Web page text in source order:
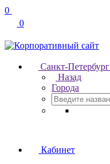
0
0
Санкт-Петербург
Назад
Города
Кабинет